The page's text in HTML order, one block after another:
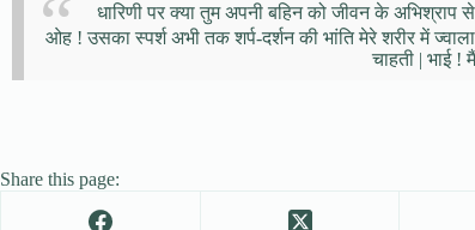
धारिणी पर क्या तुम अपनी बहिन को जीवन के
ओह ! उसका स्पर्श अभी तक शर्प-दर्शन की भांति मेरे शरीर में
चाहती | भाई !
Share this page: